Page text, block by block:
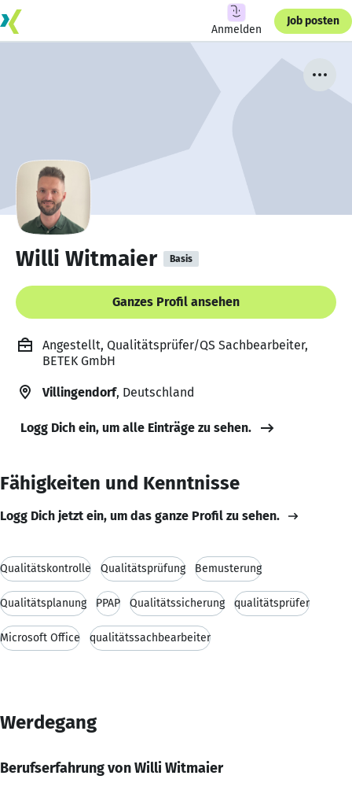
Anmelden
Job posten
Willi Witmaier Basis
Ganzes Profil ansehen
Angestellt, Qualitätsprüfer/QS Sachbearbeiter,
BETEK GmbH
Villingendorf, Deutschland
Logg Dich ein, um alle Einträge zu sehen.
Fähigkeiten und Kenntnisse
Logg Dich jetzt ein, um das ganze Profil zu sehen.
Qualitätskontrolle Qualitätsprüfung Bemusterung
Qualitätsplanung PPAP Qualitätssicherung qualitätsprüfer
Microsoft Office qualitätssachbearbeiter
Werdegang
Berufserfahrung von Willi Witmaier